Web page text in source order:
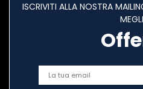
ISCRIVITI ALLA NOSTRA